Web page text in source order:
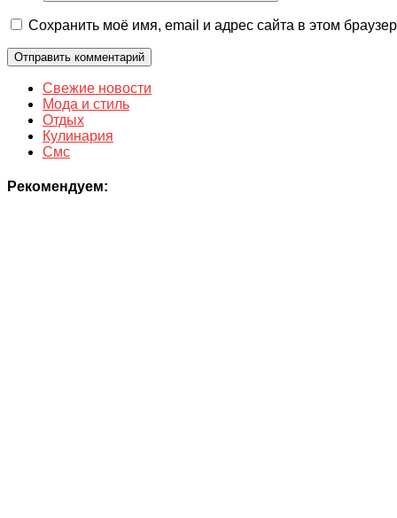
Сохранить моё имя, email и адрес сайта в этом
Свежие новости
Мода и стиль
Отдых
Кулинария
Смс
Рекомендуем: